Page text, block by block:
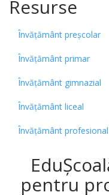
Resurse
Învățământ preșcolar
Învățământ primar
Învățământ gimnazial
Învățământ liceal
Învățământ profesional
pentru